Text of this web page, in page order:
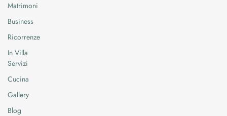
Matrimoni
Business
Ricorrenze
In Villa
Servizi
Cucina
Gallery
Blog